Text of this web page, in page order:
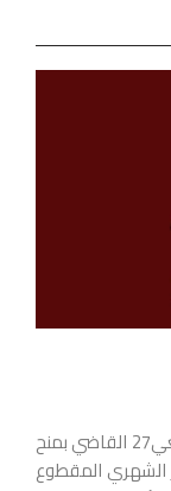
أصدر السيد الرئيس بشار الأسد المرسوم التشريعي27 القاضي بمنح
من الأجر الشهري المقطوع